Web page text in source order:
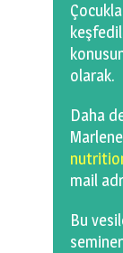
olarak.
Daha
mail
Bu